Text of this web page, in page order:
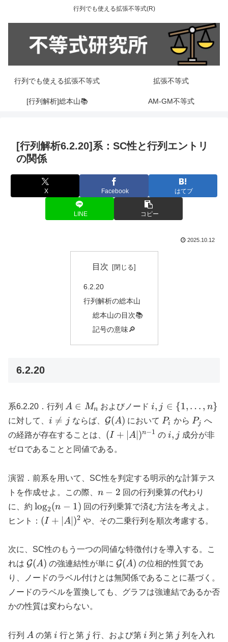
行列でも使える拡張不等式(R)
行列でも使える拡張不等式 拡張不等式
[行列解析]総本山📚 AM-GM不等式
[行列解析6.2.20]系：SC性と行列エントリ
の関係
X Facebook はてブ
LINE コピー
2025.10.12
目次
6.2.20
行列解析の総本山
総本山の目次📚
記号の意味🔎
6.2.20
系6.2.20．行列
A
\in
M_n
A ∈ Mn およびノード i, j
\in \
{1,
\dots,
i, j ∈ {1, … , n}
に対して、 i
\neq
i 
= j ならば、 \mathcal{G}
(A)
G(A) において P_i
Pi から P_j
Pj へ
の経路が存在することは、 (I +
|A|)^{n-
(I + ∣A )n−1 のi,j
i, j 成分が非
ゼロであることと同値である。
演習．前系を用いて、SC性を判定する明示的な計算テス
トを作成せよ。この際、 n-
2
n − 2 回の行列乗算の代わり
に、約 \log_2(n-
1)
log2(n − 1) 回の行列乗算で済む方法を考えよ。
ヒント： (I +
(I + ∣A∣)2 や、その二乗行列を順次考慮する。
次に、SC性のもう一つの同値な特徴付けを導入する。こ
れは \mathcal{G}
(A)
G(A) の強連結性が単に\mathcal{G}
(A)
G(A) の位相的性質であ
り、ノードのラベル付けとは無関係であることに基づく。
ノードのラベルを置換しても、グラフは強連結であるか否
かの性質は変わらない。
行列 A
A の第 i
i 行と第 jj 行、および第i
i 列と第 j
j 列を入れ